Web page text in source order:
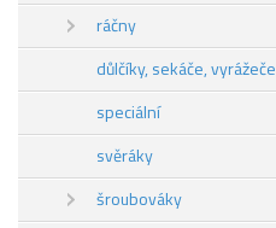
ráčny
důlčíky, sekáče, vyrážeče
speciální
svěráky
šroubováky